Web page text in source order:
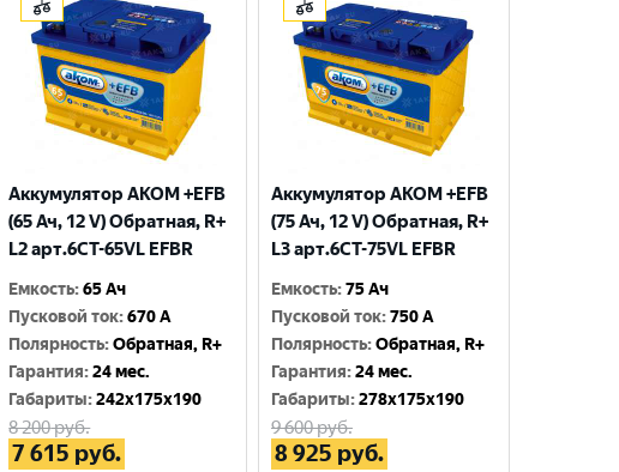
Аккумулятор AKOM +EFB
(65 Ач, 12 V) Обратная, R+
L2 арт.6CT-65VL EFBR
Емкость:65 Ач
Пусковой ток:670 A
Полярность:Обратная, R+
Гарантия:24 мес.
Габариты:242x175x190
8 200руб.
7 615 руб.
Аккумулятор AKOM +EFB
(75 Ач, 12 V) Обратная, R+
L3 арт.6СТ-75VL EFBR
Емкость:75 Ач
Пусковой ток:750 A
Полярность:Обратная, R+
Гарантия:24 мес.
Габариты:278x175x190
9 600руб.
8 925 руб.